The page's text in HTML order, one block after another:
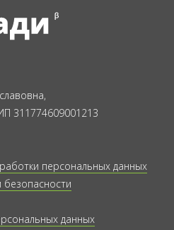
311774609001213
персональных данных
данных